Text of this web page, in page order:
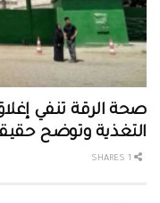
صحة الرقة تنفي
التغذية وتوضح